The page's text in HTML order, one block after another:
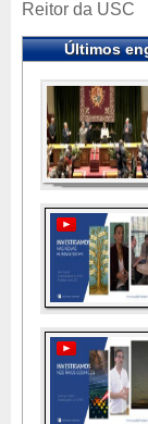
Reitor da USC
Últimos